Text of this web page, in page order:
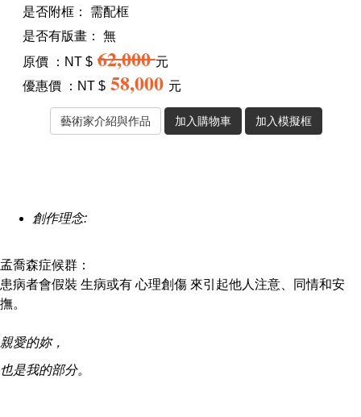
是否附框：
需配框
是否有版畫：
無
原價 ：NT $ 62,000元
優惠價 ：NT $ 58,000 元
創作理念:
孟喬森症候群：
患病者會假裝 生病或有 心理創傷 來引起他人注意、同情和安
撫。
親愛的妳，
也是我的部分。